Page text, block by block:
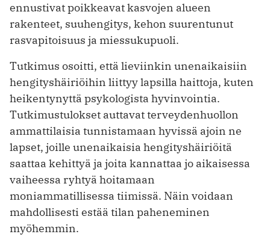
ennustivat poikkeavat kasvojen alueen
rakenteet, suuhengitys, kehon suurentunut
rasvapitoisuus ja miessukupuoli.
Tutkimus osoitti, että lieviinkin unenaikaisiin
hengityshäiriöihin liittyy lapsilla haittoja, kuten
heikentynyttä psykologista hyvinvointia.
Tutkimustulokset auttavat terveydenhuollon
ammattilaisia tunnistamaan hyvissä ajoin ne
lapset, joille unenaikaisia hengityshäiriöitä
saattaa kehittyä ja joita kannattaa jo aikaisessa
vaiheessa ryhtyä hoitamaan
moniammatillisessa tiimissä. Näin voidaan
mahdollisesti estää tilan paheneminen
myöhemmin.